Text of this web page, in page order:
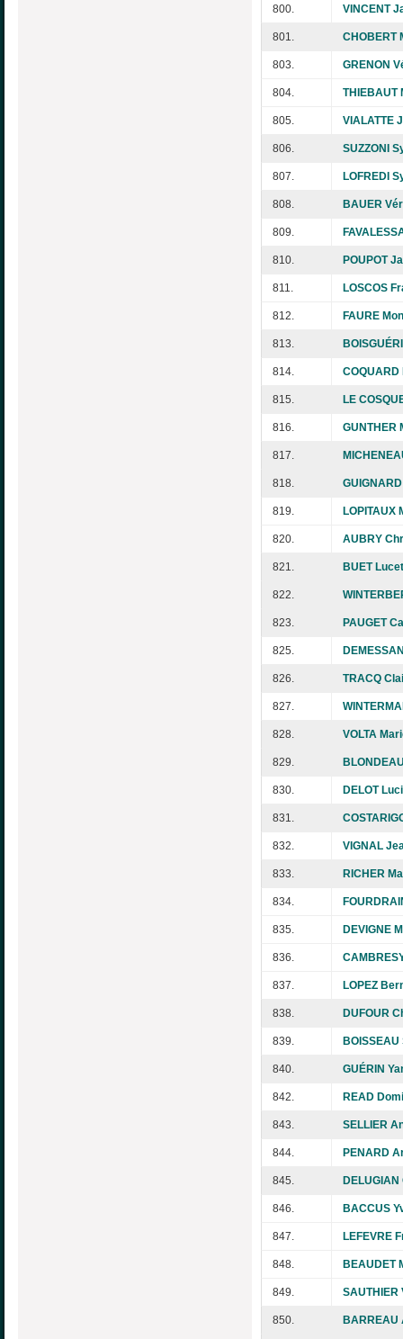
800. VINCENT
801. CHOBERT
803. GRENON
804. THIEBAUT
805. VIALATTE
806. SUZZONI
807. LOFREDI
808. BAUER
809.
810. POUPOT
811. LOSCOS
812. FAURE
813.
814. COQUARD
815. LE
816. GUNTHER
817.
818.
819. LOPITAUX
820. AUBRY
821. BUET
822.
823. PAUGET
825.
826. TRACQ
827.
828. VOLTA
829.
830. DELOT
831.
832. VIGNAL
833. RICHER
834.
835. DEVIGNE
836.
837. LOPEZ
838. DUFOUR
839.
840. GUÉRIN
842. READ
843. SELLIER
844. PENARD
845.
846. BACCUS
847. LEFEVRE
848. BEAUDET
849. SAUTHIER
850. BARREAU